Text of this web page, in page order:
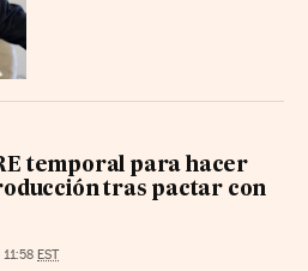
temporal para hacer
tras pactar con
EST